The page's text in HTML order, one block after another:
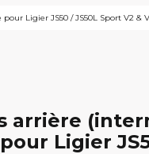
Ligier JS50 / JS50L Sport V2 &
arrière
Ligier